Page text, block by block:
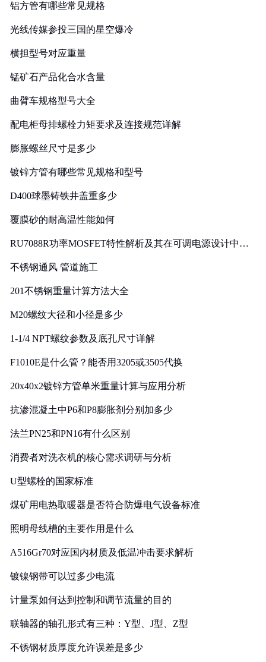
铝方管有哪些常见规格
光线传媒参投三国的星空爆冷
横担型号对应重量
锰矿石产品化合水含量
曲臂车规格型号大全
配电柜母排螺栓力矩要求及连接规范详解
膨胀螺丝尺寸是多少
镀锌方管有哪些常见规格和型号
D400球墨铸铁井盖重多少
覆膜砂的耐高温性能如何
RU7088R功率MOSFET特性解析及其在可调电源设计中的
不锈钢通风 管道施工
201不锈钢重量计算方法大全
M20螺纹大径和小径是多少
1-1/4 NPT螺纹参数及底孔尺寸详解
F1010E是什么管？能否用3205或3505代换
20x40x2镀锌方管单米重量计算与应用分析
抗渗混凝土中P6和P8膨胀剂分别加多少
法兰PN25和PN16有什么区别
消费者对洗衣机的核心需求调研与分析
U型螺栓的国家标准
煤矿用电热取暖器是否符合防爆电气设备标准
照明母线槽的主要作用是什么
A516Gr70对应国内材质及低温冲击要求解析
镀镍钢带可以过多少电流
计量泵如何达到控制和调节流量的目的
联轴器的轴孔形式有三种：Y型、J型、Z型
不锈钢材质厚度允许误差是多少